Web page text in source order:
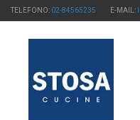
TELEFONO: 02-84565235 E-MAIL: